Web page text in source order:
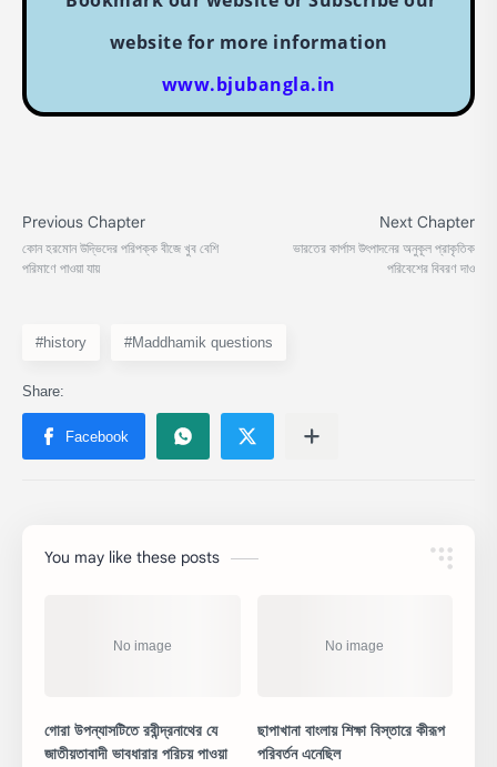
website for more information
www.bjubangla.in
#history #Maddhamik questions
You may like these posts
গোরা উপন্যাসটিতে রবীন্দ্রনাথের যে
জাতীয়তাবাদী ভাবধারার পরিচয় পাওয়া
ছাপাখানা বাংলায় শিক্ষা বিস্তারে কীরূপ
পরিবর্তন এনেছিল